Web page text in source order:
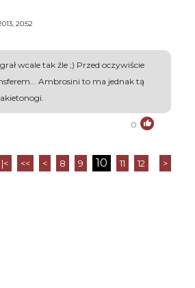
20:52
wcale tak źle ;) Przed oczywiście
Ambrosini to ma jednak tą
0
|< << < 8 9 10 11 12 >